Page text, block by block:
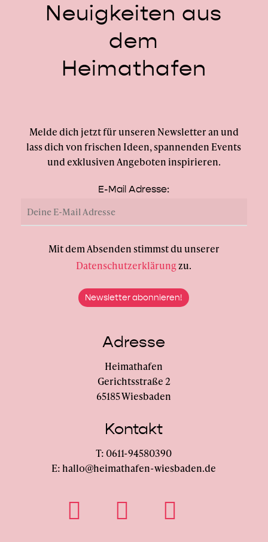
Neuigkeiten aus
dem
Heimathafen
Melde dich jetzt für unseren Newsletter an und
lass dich von frischen Ideen, spannenden Events
und exklusiven Angeboten inspirieren.
E-Mail Adresse:
Mit dem Absenden stimmst du unserer
Datenschutzerklärungzu.
Adresse
Heimathafen
Gerichtsstraße 2
65185 Wiesbaden
Kontakt
T: 0611-94580390
E: hallo@heimathafen-wiesbaden.de